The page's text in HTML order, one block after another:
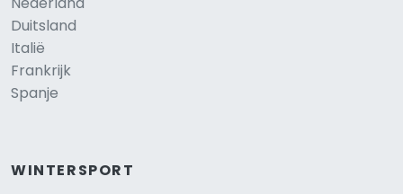
Duitsland
Italië
Frankrijk
Spanje
WINTERSPORT